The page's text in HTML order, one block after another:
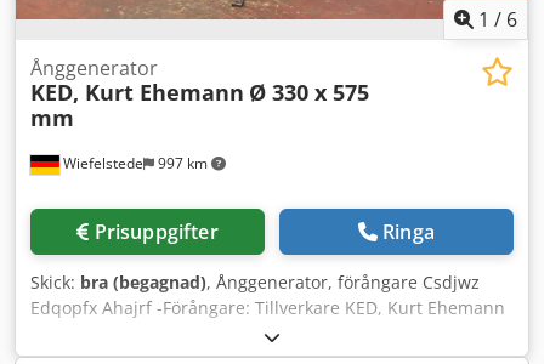
1 / 6
Wiefelstede 997 km
Ånggenerator
KED, Kurt Ehemann Ø 330 x 575
mm
Prisuppgifter Ringa
Skick: bra (begagnad), Ånggenerator, förångare Csdjwz
Edqopfx Ahajrf -Förångare: Tillverkare KED, Kurt Ehemann
/ Typ elektrisk förångare -Antal: 5 st. förångare tillgängliga
-Pris: per styck -Totala mått: Ø 330 x 575 mm -Vikt: 35 kg/st.